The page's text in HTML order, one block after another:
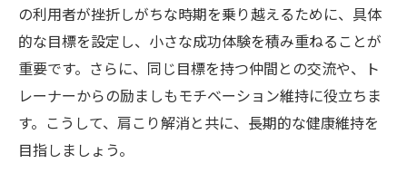
の利用者が挫折しがちな時期を乗り越えるために、具体
的な目標を設定し、小さな成功体験を積み重ねることが
重要です。さらに、同じ目標を持つ仲間との交流や、ト
レーナーからの励ましもモチベーション維持に役立ちま
す。こうして、肩こり解消と共に、長期的な健康維持を
目指しましょう。